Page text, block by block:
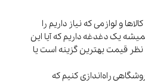
و لوازمی که نیاز داریم را
یک دغدغه داریم که آیا این
نظر قیمت بهترین گزینه است یا
راه‌اندازی کنیم که